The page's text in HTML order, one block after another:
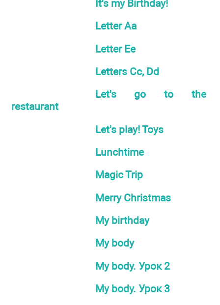
It's my Birthday!
Letter Aa
Letter Ee
Letters Cc, Dd
Let's go to the
restaurant
Let's play! Toys
Lunchtime
Magic Trip
Merry Christmas
My birthday
My body
My body. Урок 2
My body. Урок 3